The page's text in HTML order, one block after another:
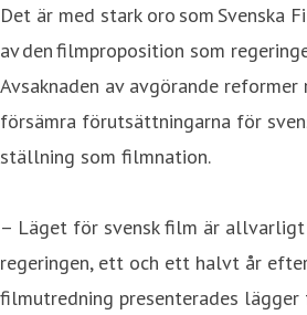
Det är med stark oro som Svenska
av den filmproposition som
Avsaknaden av avgörande
försämra förutsättningarna för
ställning som filmnation.
– Läget för svensk film är
regeringen, ett och ett halvt år
filmutredning presenterades lägger